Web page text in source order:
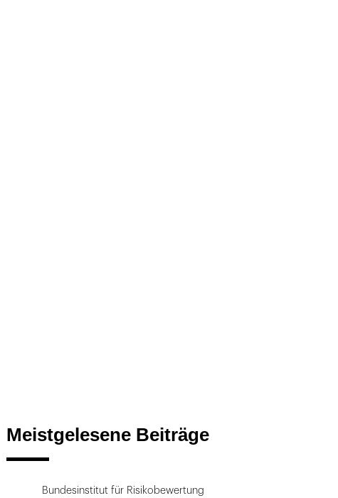
Meistgelesene Beiträge
Bundesinstitut für Risikobewertung